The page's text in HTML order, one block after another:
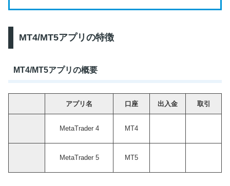
MT4/MT5アプリの特徴
MT4/MT5アプリの概要
アプリ名 口座 出入金 取引
MetaTrader 4 MT4
MetaTrader 5 MT5